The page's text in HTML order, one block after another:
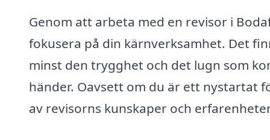
Genom att arbeta med en revisor i
fokusera på din kärnverksamhet. Det
minst den trygghet och det lugn som
händer. Oavsett om du är ett nystartat
av revisorns kunskaper och